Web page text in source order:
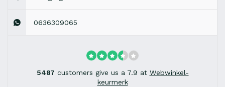
0636309065
5487 customers give us a 7.9 at Webwinkel-
keurmerk